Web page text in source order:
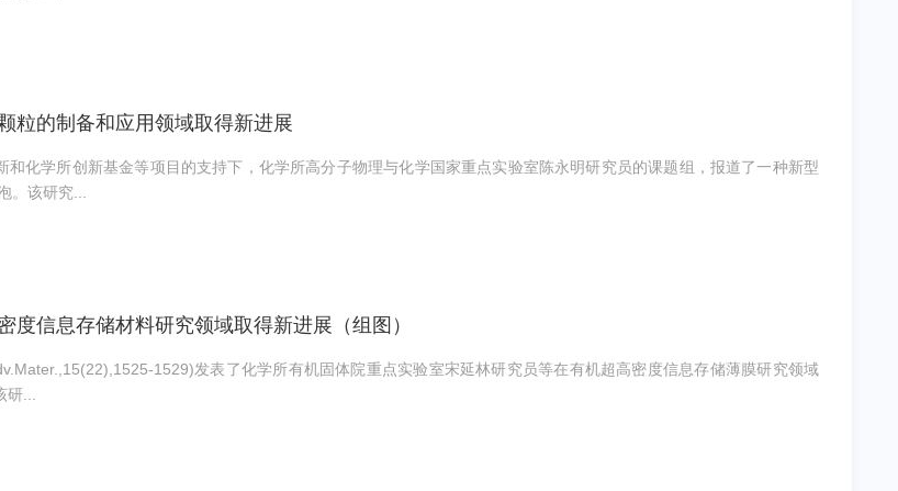
粒的制备和应用领域取得新进展
和化学所创新基金等项目的支持下，化学所高分子物理与化学国家重点实验室陈永明研究员的课题组，报道了一种新型
。该研究...
度信息存储材料研究领域取得新进展（组图）
1529)发表了化学所有机固体院重点实验室宋延林研究员等在有机超高密度信息存储薄膜研究领域
...